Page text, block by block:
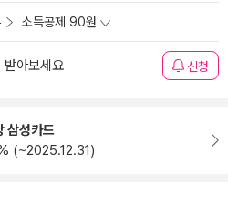
소득공제 90원
받아보세요 신청
삼성카드
(~2025.12.31)